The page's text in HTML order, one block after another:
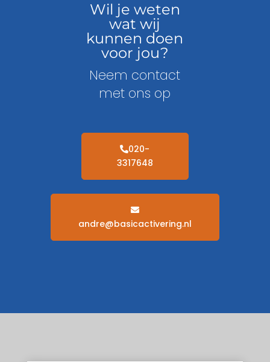
Wil je weten
wat wij
kunnen doen
voor jou?
Neem contact
met ons op
020-
3317648
andre@basicactivering.nl